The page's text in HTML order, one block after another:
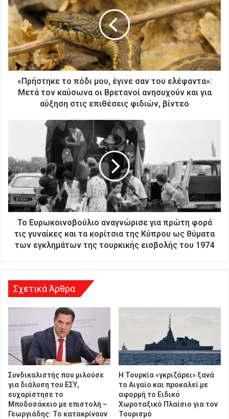
η
ν
η
λ
ε
κ
τ
α
ς
δ
ι
ε
ύ
η
«Πρήστηκε το πόδι μου, έγινε σαν του ελέφαντα»:
Μετά τον καύσωνα οι Βρετανοί ανησυχούν και για
αύξηση στις επιθέσεις φιδιών, βίντεο
Το Ευρωκοινοβούλιο αναγνώρισε για πρώτη φορά
τις γυναίκες και τα κορίτσια της Κύπρου ως θύματα
των εγκλημάτων της τουρκικής εισβολής του 1974
Σχετικά Άρθρα
Συνδικαλιστής που μιλούσε
για διάλυση του ΕΣΥ,
ευχαρίστησε το
Μποδοσάκειο με επιστολή –
Γεωργιάδης: Το κατακρίνουν
Η Τουρκία «γκριζάρει» ξανά
το Αιγαίο και προκαλεί με
αφορμή το Ειδικό
Χωροταξικό Πλαίσιο για τον
Τουρισμό